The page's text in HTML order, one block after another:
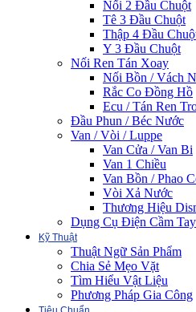
Nối 2 Đầu Chuột
Tê 3 Đầu Chuột
Thập 4 Đầu
Y 3 Đầu Chuột
Nối Ren Tán Xoay
Nối Bồn / Vách
Rắc Co Đồng Hồ
Ecu / Tán Ren
Đầu Phun / Béc Nước
Van / Vòi / Luppe
Van Cửa / Van Bi
Van 1 Chiều
Van Bồn / Phao
Vòi Xả Nước
Thương Hiệu
Dụng Cụ Điện Cầm Tay
Kỹ Thuật
Thuật Ngữ Sản Phẩm
Chia Sẻ Mẹo Vặt
Tìm Hiểu Vật Liệu
Phương Pháp Gia Công